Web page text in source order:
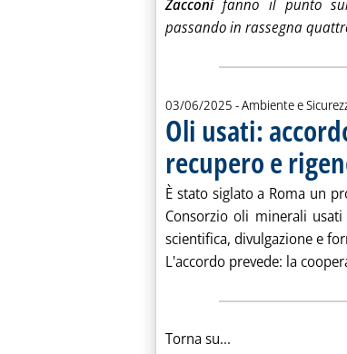
Zacconifanno il punto
passando in rassegna
03/06/2025 - Ambiente e
Oli usati:
recupero e
È stato siglato a Roma un
Consorzio oli minerali
scientifica, divulgazione e
L'accordo prevede: la
Torna su...